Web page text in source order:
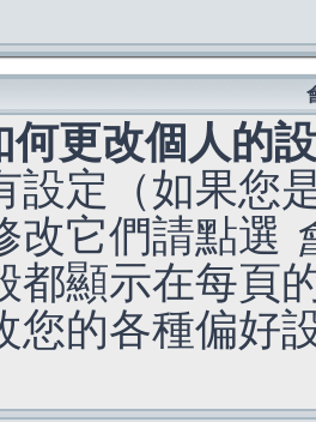
何更改個人的
設定（如果您
改它們請點選
都顯示在每頁
您的各種偏好